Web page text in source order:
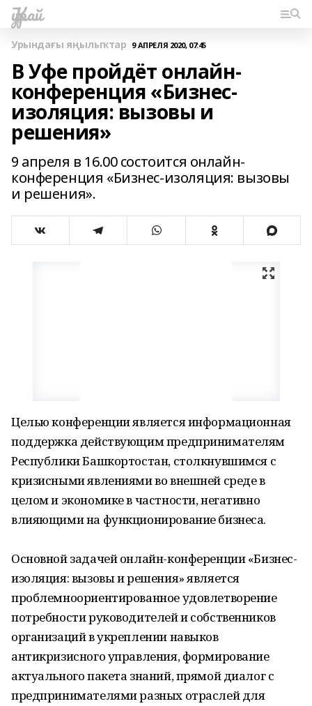
Ҡурай
Урындағы яңылыҡтар 9 АПРЕЛЯ 2020, 07:45
В Уфе пройдёт онлайн-
конференция «Бизнес-
изоляция: вызовы и
решения»
9 апреля в 16.00 состоится онлайн-
конференция «Бизнес-изоляция: вызовы
и решения».
Целью конференции является информационная
поддержка действующим предпринимателям
Республики Башкортостан, столкнувшимся с
кризисными явлениями во внешней среде в
целом и экономике в частности, негативно
влияющими на функционирование бизнеса.
Основной задачей онлайн-конференции «Бизнес-
изоляция: вызовы и решения» является
проблемноориентированное удовлетворение
потребности руководителей и собственников
организаций в укреплении навыков
антикризисного управления, формирование
актуального пакета знаний, прямой диалог с
предпринимателями разных отраслей для